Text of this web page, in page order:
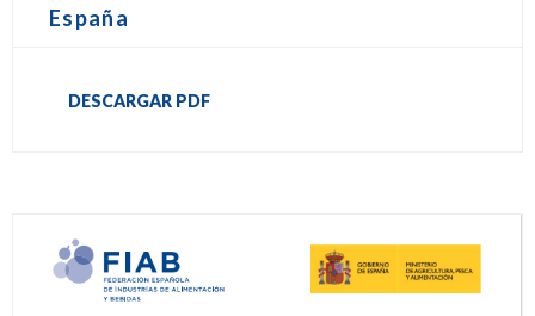
España
DESCARGAR PDF